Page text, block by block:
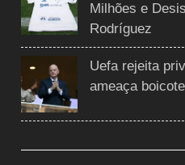
Milhões e
Rodríguez
Uefa rejeita
ameaça